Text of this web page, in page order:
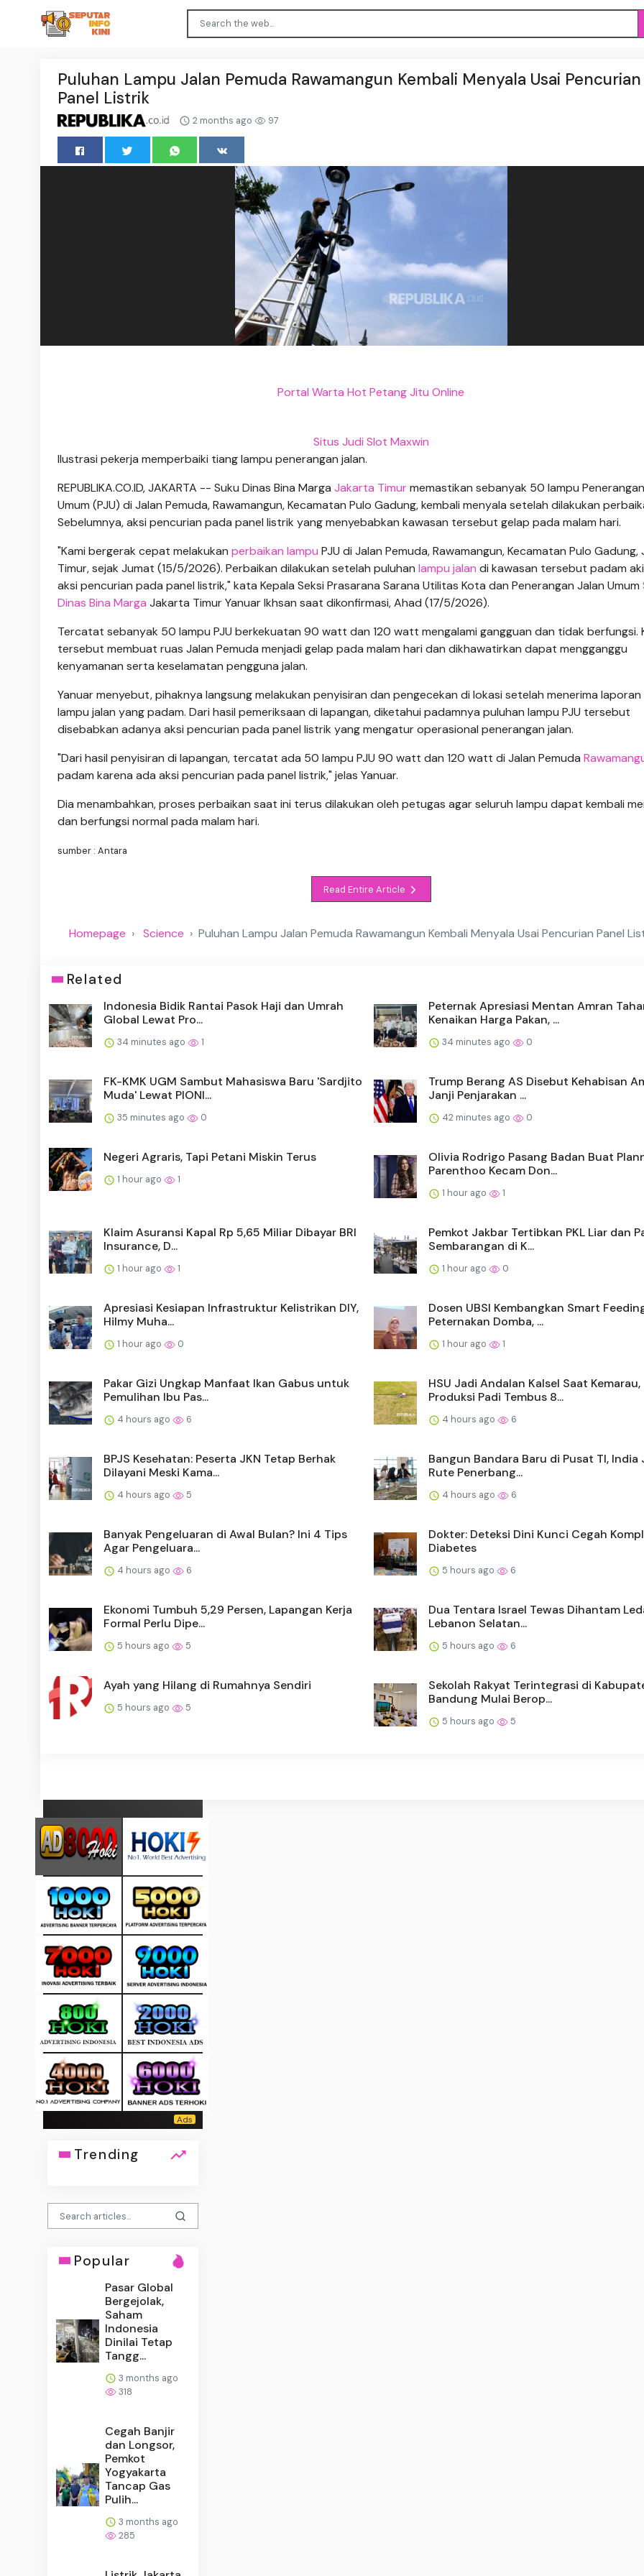
Puluhan Lampu Jalan Pemuda Rawamangun Kembali Menyala Usai Pencurian
Panel Listrik
2 months ago 97
Portal Warta Hot Petang Jitu Online
Situs Judi Slot Maxwin
Ilustrasi pekerja memperbaiki tiang lampu penerangan jalan.
REPUBLIKA.CO.ID, JAKARTA -- Suku Dinas Bina Marga Jakarta Timurmemastikan sebanyak 50 lampu
Umum (PJU) di Jalan Pemuda, Rawamangun, Kecamatan Pulo Gadung, kembali menyala setelah dilakukan
Sebelumnya, aksi pencurian pada panel listrik yang menyebabkan kawasan tersebut gelap pada malam hari.
"Kami bergerak cepat melakukan perbaikan lampu PJU di Jalan Pemuda, Rawamangun, Kecamatan Pulo
Timur, sejak Jumat (15/5/2026). Perbaikan dilakukan setelah puluhan lampu jalan di kawasan tersebut padam
aksi pencurian pada panel listrik," kata Kepala Seksi Prasarana Sarana Utilitas Kota dan Penerangan Jalan Umum
Dinas Bina Marga Jakarta Timur Yanuar Ikhsan saat dikonfirmasi, Ahad (17/5/2026).
Tercatat sebanyak 50 lampu PJU berkekuatan 90 watt dan 120 watt mengalami gangguan dan tidak berfungsi.
tersebut membuat ruas Jalan Pemuda menjadi gelap pada malam hari dan dikhawatirkan dapat mengganggu
kenyamanan serta keselamatan pengguna jalan.
Yanuar menyebut, pihaknya langsung melakukan penyisiran dan pengecekan di lokasi setelah menerima
lampu jalan yang padam. Dari hasil pemeriksaan di lapangan, diketahui padamnya puluhan lampu PJU tersebut
disebabkan adanya aksi pencurian pada panel listrik yang mengatur operasional penerangan jalan.
"Dari hasil penyisiran di lapangan, tercatat ada 50 lampu PJU 90 watt dan 120 watt di Jalan Pemuda
padam karena ada aksi pencurian pada panel listrik," jelas Yanuar.
Dia menambahkan, proses perbaikan saat ini terus dilakukan oleh petugas agar seluruh lampu dapat kembali
dan berfungsi normal pada malam hari.
sumber : Antara
Read Entire Article
Homepage Science Puluhan Lampu Jalan Pemuda Rawamangun Kembali Menyala Usai Pencurian Panel
Related
Indonesia Bidik Rantai Pasok Haji dan Umrah
Global Lewat Pro...
34 minutes ago 1
Peternak Apresiasi Mentan Amran
Kenaikan Harga Pakan, ...
34 minutes ago 0
FK-KMK UGM Sambut Mahasiswa Baru 'Sardjito
Muda' Lewat PIONI...
35 minutes ago 0
Trump Berang AS Disebut Kehabisan
Janji Penjarakan ...
42 minutes ago 0
Negeri Agraris, Tapi Petani Miskin Terus
1 hour ago 1
Olivia Rodrigo Pasang Badan Buat
Parenthoo Kecam Don...
1 hour ago 1
Klaim Asuransi Kapal Rp 5,65 Miliar Dibayar BRI
Insurance, D...
1 hour ago 1
Pemkot Jakbar Tertibkan PKL Liar dan
Sembarangan di K...
1 hour ago 0
Apresiasi Kesiapan Infrastruktur Kelistrikan DIY,
Hilmy Muha...
1 hour ago 0
Dosen UBSI Kembangkan Smart
Peternakan Domba, ...
1 hour ago 1
Pakar Gizi Ungkap Manfaat Ikan Gabus untuk
Pemulihan Ibu Pas...
4 hours ago 6
HSU Jadi Andalan Kalsel Saat Kemarau,
Produksi Padi Tembus 8...
4 hours ago 6
BPJS Kesehatan: Peserta JKN Tetap Berhak
Dilayani Meski Kama...
4 hours ago 5
Bangun Bandara Baru di Pusat TI, India
Rute Penerbang...
4 hours ago 6
Banyak Pengeluaran di Awal Bulan? Ini 4 Tips
Agar Pengeluara...
4 hours ago 6
Dokter: Deteksi Dini Kunci Cegah
Diabetes
5 hours ago 6
Ekonomi Tumbuh 5,29 Persen, Lapangan Kerja
Formal Perlu Dipe...
5 hours ago 5
Dua Tentara Israel Tewas Dihantam
Lebanon Selatan...
5 hours ago 6
Ayah yang Hilang di Rumahnya Sendiri
5 hours ago 5
Sekolah Rakyat Terintegrasi di
Bandung Mulai Berop...
5 hours ago 5
Trending
Popular
Pasar Global
Bergejolak,
Saham
Indonesia
Dinilai Tetap
Tangg...
3 months ago
318
Cegah Banjir
dan Longsor,
Pemkot
Yogyakarta
Tancap Gas
Pulih...
3 months ago
285